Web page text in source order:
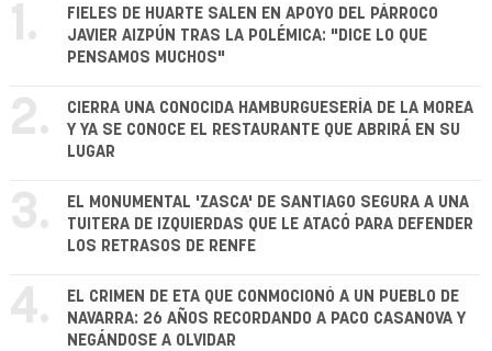
1.
FIELES DE HUARTE SALEN EN APOYO DEL PÁRROCO
JAVIER AIZPÚN TRAS LA POLÉMICA: "DICE LO QUE
PENSAMOS MUCHOS"
2.
CIERRA UNA CONOCIDA HAMBURGUESERÍA DE LA MOREA
Y YA SE CONOCE EL RESTAURANTE QUE ABRIRÁ EN SU
LUGAR
3.
EL MONUMENTAL 'ZASCA' DE SANTIAGO SEGURA A UNA
TUITERA DE IZQUIERDAS QUE LE ATACÓ PARA DEFENDER
LOS RETRASOS DE RENFE
4.
EL CRIMEN DE ETA QUE CONMOCIONÓ A UN PUEBLO DE
NAVARRA: 26 AÑOS RECORDANDO A PACO CASANOVA Y
NEGÁNDOSE A OLVIDAR